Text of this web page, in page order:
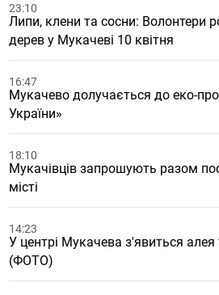
23:10
Липи, клени та сосни: Волонтери
дерев у Мукачеві 10 квітня
16:47
Мукачево долучається до еко-
України»
18:10
Мукачівців запрошують разом
місті
14:23
У центрі Мукачева з'явиться
(ФОТО)